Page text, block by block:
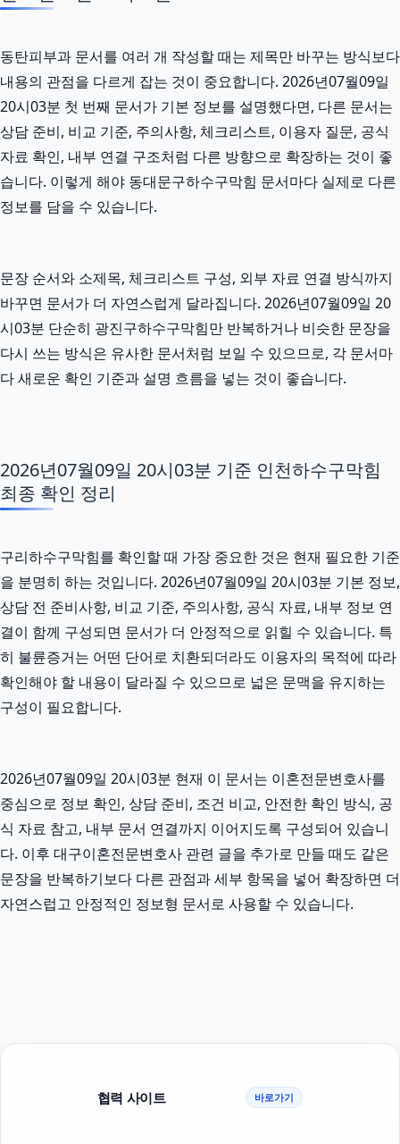
동탄피부과 문서를 여러 개 작성할 때는 제목만 바꾸는 방식보다
내용의 관점을 다르게 잡는 것이 중요합니다. 2026년07월09일
20시03분 첫 번째 문서가 기본 정보를 설명했다면, 다른 문서는
상담 준비, 비교 기준, 주의사항, 체크리스트, 이용자 질문, 공식
자료 확인, 내부 연결 구조처럼 다른 방향으로 확장하는 것이 좋
습니다. 이렇게 해야 동대문구하수구막힘 문서마다 실제로 다른
정보를 담을 수 있습니다.
문장 순서와 소제목, 체크리스트 구성, 외부 자료 연결 방식까지
바꾸면 문서가 더 자연스럽게 달라집니다. 2026년07월09일 20
시03분 단순히 광진구하수구막힘만 반복하거나 비슷한 문장을
다시 쓰는 방식은 유사한 문서처럼 보일 수 있으므로, 각 문서마
다 새로운 확인 기준과 설명 흐름을 넣는 것이 좋습니다.
2026년07월09일 20시03분 기준 인천하수구막힘
최종 확인 정리
구리하수구막힘를 확인할 때 가장 중요한 것은 현재 필요한 기준
을 분명히 하는 것입니다. 2026년07월09일 20시03분 기본 정보,
상담 전 준비사항, 비교 기준, 주의사항, 공식 자료, 내부 정보 연
결이 함께 구성되면 문서가 더 안정적으로 읽힐 수 있습니다. 특
히 불륜증거는 어떤 단어로 치환되더라도 이용자의 목적에 따라
확인해야 할 내용이 달라질 수 있으므로 넓은 문맥을 유지하는
구성이 필요합니다.
2026년07월09일 20시03분 현재 이 문서는 이혼전문변호사를
중심으로 정보 확인, 상담 준비, 조건 비교, 안전한 확인 방식, 공
식 자료 참고, 내부 문서 연결까지 이어지도록 구성되어 있습니
다. 이후 대구이혼전문변호사 관련 글을 추가로 만들 때도 같은
문장을 반복하기보다 다른 관점과 세부 항목을 넣어 확장하면 더
자연스럽고 안정적인 정보형 문서로 사용할 수 있습니다.
협력 사이트 바로가기